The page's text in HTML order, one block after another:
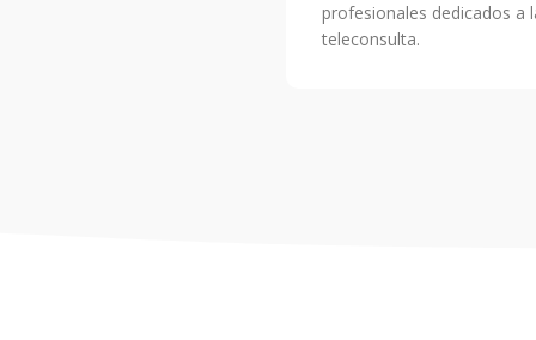
profesionales dedicados a
teleconsulta.